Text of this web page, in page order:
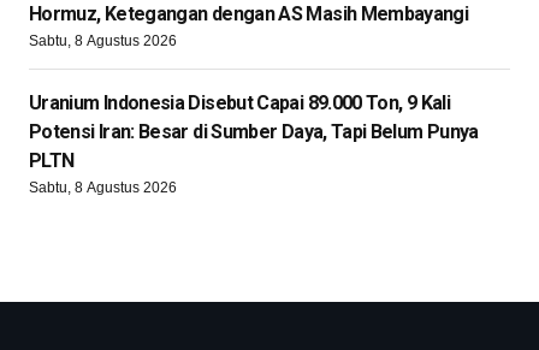
Hormuz, Ketegangan dengan AS Masih Membayangi
Sabtu, 8 Agustus 2026
Uranium Indonesia Disebut Capai 89.000 Ton, 9 Kali
Potensi Iran: Besar di Sumber Daya, Tapi Belum Punya
PLTN
Sabtu, 8 Agustus 2026